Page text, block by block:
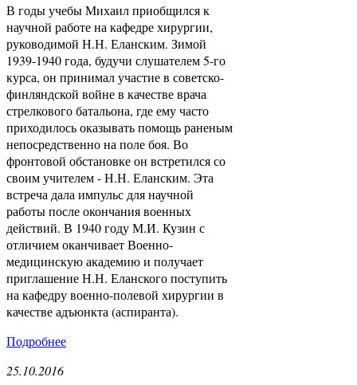
В годы учебы Михаил приобщился к
научной работе на кафедре хирургии,
руководимой Н.Н. Еланским. Зимой
1939-1940 года, будучи слушателем 5-го
курса, он принимал участие в советско-
финляндской войне в качестве врача
стрелкового батальона, где ему часто
приходилось оказывать помощь раненым
непосредственно на поле боя. Во
фронтовой обстановке он встретился со
своим учителем - Н.Н. Еланским. Эта
встреча дала импульс для научной
работы после окончания военных
действий. В 1940 году М.И. Кузин с
отличием оканчивает Военно-
медицинскую академию и получает
приглашение Н.Н. Еланского поступить
на кафедру военно-полевой хирургии в
качестве адъюнкта (аспиранта).
Подробнее
25.10.2016